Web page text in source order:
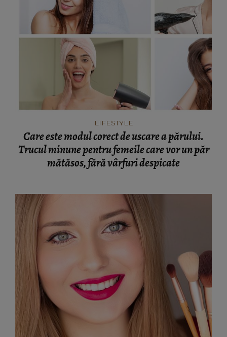
LIFESTYLE
Care este modul corect de uscare a părului.
Trucul minune pentru femeile care vor un păr
mătăsos, fără vârfuri despicate